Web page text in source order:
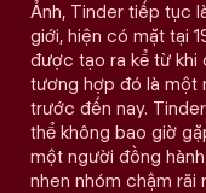
Ảnh, Tinder tiếp tục
giới, hiện có mặt tại
được tạo ra kể từ khi
tương hợp đó là một
trước đến nay.
thể không bao giờ
một người đồng
nhen nhóm chậm rãi